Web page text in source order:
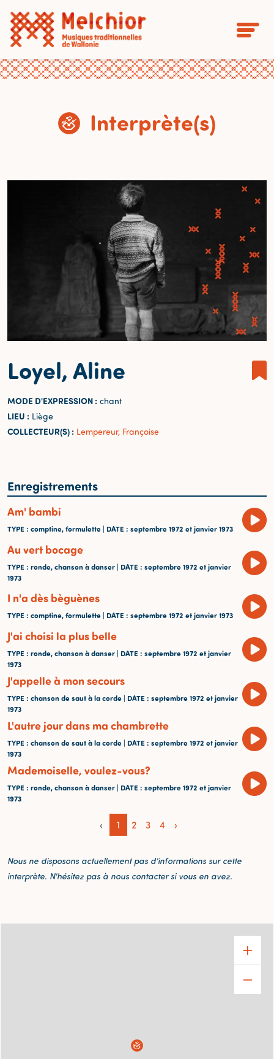
Interprète(s)
Loyel, Aline
MODE D'EXPRESSION : chant
LIEU : Liège
COLLECTEUR(S) : Lempereur, Françoise
Enregistrements
Am' bambi
TYPE : comptine, formulette | DATE : septembre 1972 et janvier 1973
Au vert bocage
TYPE : ronde, chanson à danser | DATE : septembre 1972 et janvier
1973
I n'a dès bèguènes
TYPE : comptine, formulette | DATE : septembre 1972 et janvier 1973
J'ai choisi la plus belle
TYPE : ronde, chanson à danser | DATE : septembre 1972 et janvier
1973
J'appelle à mon secours
TYPE : chanson de saut à la corde | DATE : septembre 1972 et janvier
1973
L'autre jour dans ma chambrette
TYPE : chanson de saut à la corde | DATE : septembre 1972 et janvier
1973
Mademoiselle, voulez-vous?
TYPE : ronde, chanson à danser | DATE : septembre 1972 et janvier
1973
‹ 1 2 3 4 ›
Nous ne disposons actuellement pas d'informations sur cette
interprète. N'hésitez pas à nous contacter si vous en avez.